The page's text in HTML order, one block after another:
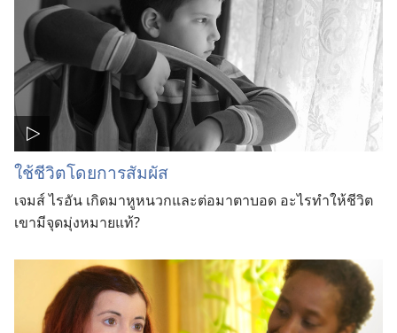
ใช้ชีวิตโดยการสัมผัส
เจมส์ ไรอัน เกิดมาหูหนวกและต่อมาตาบอด อะไรทำให้ชีวิต
เขามีจุดมุ่งหมายแท้?